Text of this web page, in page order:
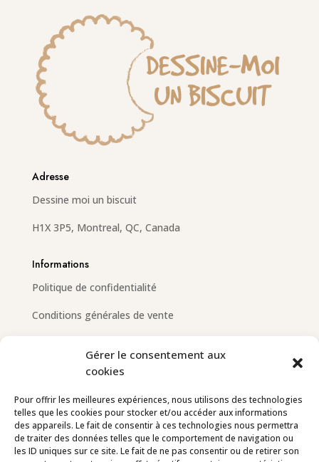
Gérer le consentement aux
cookies
Pour offrir les meilleures expériences, nous utilisons des technologies
telles que les cookies pour stocker et/ou accéder aux informations
des appareils. Le fait de consentir à ces technologies nous permettra
de traiter des données telles que le comportement de navigation ou
les ID uniques sur ce site. Le fait de ne pas consentir ou de retirer son
Adresse
Dessine moi un biscuit
H1X 3P5, Montreal, QC, Canada
Informations
Politique de confidentialité
Conditions générales de vente
info@dessinemoiunbiscuit.com
Contactez-nous